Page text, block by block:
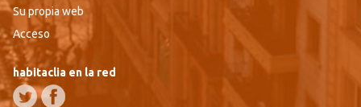
Su propia web
Acceso
habitaclia en la red